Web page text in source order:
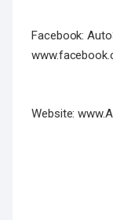
Facebook:
Website: